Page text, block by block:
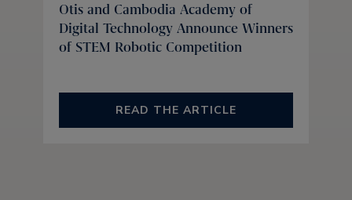
Otis and Cambodia Academy of
Digital Technology Announce Winners
of STEM Robotic Competition
READ THE ARTICLE